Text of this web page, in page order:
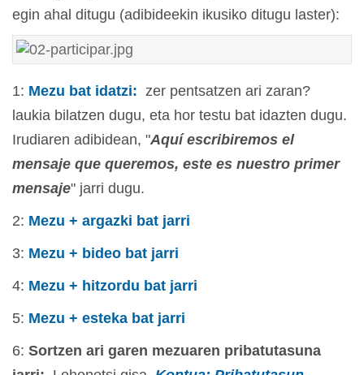
egin ahal ditugu (adibideekin ikusiko ditugu laster):
1: Mezu bat idatzi: zer pentsatzen ari zaran?
laukia bilatzen dugu, eta hor testu bat idazten dugu.
Irudiaren adibidean, "Aquí escribiremos el
mensaje que queremos, este es nuestro primer
mensaje" jarri dugu.
2: Mezu + argazki bat jarri
3: Mezu + bideo bat jarri
4: Mezu + hitzordu bat jarri
5: Mezu + esteka bat jarri
6: Sortzen ari garen mezuaren pribatutasuna